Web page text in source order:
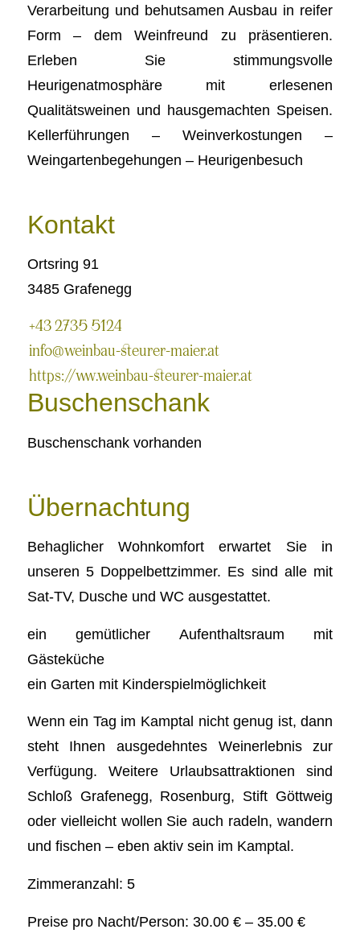
Verarbeitung und behutsamen Ausbau in reifer
Form – dem Weinfreund zu präsentieren.
Erleben Sie stimmungsvolle
Heurigenatmosphäre mit erlesenen
Qualitätsweinen und hausgemachten Speisen.
Kellerführungen – Weinverkostungen –
Weingartenbegehungen – Heurigenbesuch
Kontakt
Ortsring 91
3485 Grafenegg
+43 2735 5124
info@weinbau-steurer-maier.at
https://www.weinbau-steurer-maier.at
Buschenschank
Buschenschank vorhanden
Übernachtung
Behaglicher Wohnkomfort erwartet Sie in
unseren 5 Doppelbettzimmer. Es sind alle mit
Sat-TV, Dusche und WC ausgestattet.
ein gemütlicher Aufenthaltsraum mit
Gästeküche
ein Garten mit Kinderspielmöglichkeit
Wenn ein Tag im Kamptal nicht genug ist, dann
steht Ihnen ausgedehntes Weinerlebnis zur
Verfügung. Weitere Urlaubsattraktionen sind
Schloß Grafenegg, Rosenburg, Stift Göttweig
oder vielleicht wollen Sie auch radeln, wandern
und fischen – eben aktiv sein im Kamptal.
Zimmeranzahl: 5
Preise pro Nacht/Person: 30.00 € – 35.00 €